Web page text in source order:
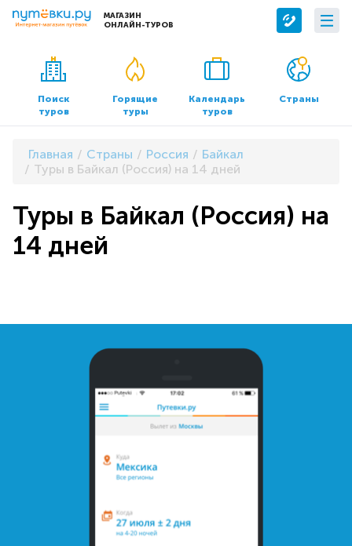
МАГАЗИН
ОНЛАЙН-ТУРОВ
Сервисы
Бронирование отелей
Трансфер
О компании
О нас
Контакты
Документы и реквизиты
Поиск
туров
Горящие
туры
Календарь
туров
Страны
Главная Страны Россия
Байкал
Туры в Байкал (Россия) на 14 дней
Туры в Байкал (Россия) на
14 дней